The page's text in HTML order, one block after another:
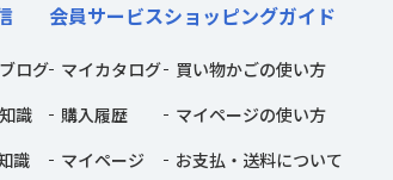
ログ
識
識
会員サービス
マイカタログ
購入履歴
マイページ
ショッピングガイド
買い物かごの使い方
マイページの使い方
お支払・送料について